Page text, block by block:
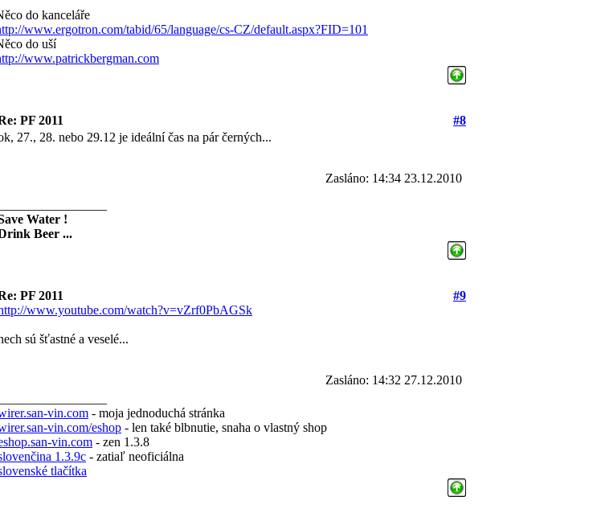
do kanceláře
www.ergotron.com/tabid/65/language/cs-CZ/default.aspx?FID=101
do uší
www.patrickbergman.com
PF 2011 #8
27., 28. nebo 29.12 je ideální čas na pár černých...
Zasláno: 14:34 23.12.2010
Water !
Beer ...
PF 2011
#9
www.youtube.com/watch?v=vZrf0PbAGSk
sú šťastné a veselé...
Zasláno: 14:32 27.12.2010
vin.com - moja jednoduchá stránka
vin.com/eshop - len také blbnutie, snaha o vlastný shop
vin.com - zen 1.3.8
1.3.9c - zatiaľ neoficiálna
tlačítka